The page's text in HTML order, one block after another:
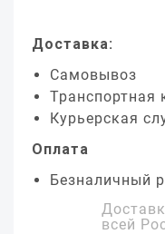
Доставка:
Самовывоз
Транспортная
Курьерская
Оплата
Безналичный
всей